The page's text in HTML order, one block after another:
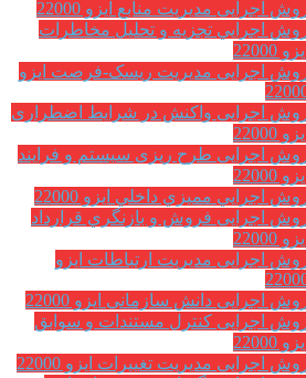
اجرایی مدیریت منابع ایزو 22000
اجرايي تجزیه و تحلیل مخاطرات
ایزو 22000
اجرایی مدیریت ریسک-فرصت ایزو
اجرایی واکنش در شرایط اضطراری
ایزو 22000
اجرایی طرح ریزی سیستم و فرایند
ایزو 22000
اجرايي مميزي داخلي ایزو 22000
اجرایی فروش و بازنگري قرارداد
ایزو 22000
اجرایی مدیریت ارتباطات ایزو
اجرایی دانش سازمانی ایزو 22000
اجرایی کنترل مستندات و سوابق
ایزو 22000
اجرایی مدیریت تغییرات ایزو 22000